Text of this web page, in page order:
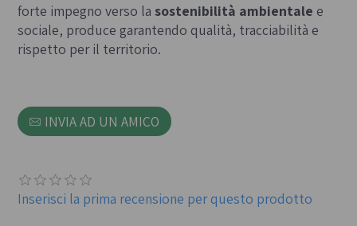
forte impegno verso la sostenibilità ambientale e
sociale, produce garantendo qualità, tracciabilità e
rispetto per il territorio.
INVIA AD UN AMICO
Inserisci la prima recensione per questo prodotto